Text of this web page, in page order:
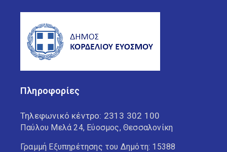
Πληροφορίες
Τηλεφωνικό κέντρο: 2313 302 100
Παύλου Μελά 24, Εύοσμος, Θεσσαλονίκη
Γραμμή Εξυπηρέτησης του Δημότη: 15388